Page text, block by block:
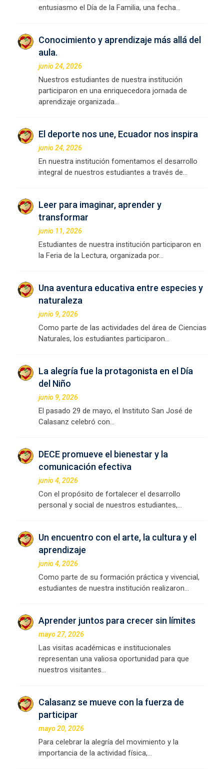
entusiasmo el Día de la Familia, una fecha…
Conocimiento y aprendizaje más allá del
aula.
junio 24, 2026
Nuestros estudiantes de nuestra institución
participaron en una enriquecedora jornada de
aprendizaje organizada…
El deporte nos une, Ecuador nos inspira
junio 24, 2026
En nuestra institución fomentamos el desarrollo
integral de nuestros estudiantes a través de…
Leer para imaginar, aprender y
transformar
junio 11, 2026
Estudiantes de nuestra institución participaron en
la Feria de la Lectura, organizada por…
Una aventura educativa entre especies y
naturaleza
junio 9, 2026
Como parte de las actividades del área de Ciencias
Naturales, los estudiantes participaron…
La alegría fue la protagonista en el Día
del Niño
junio 9, 2026
El pasado 29 de mayo, el Instituto San José de
Calasanz celebró con…
DECE promueve el bienestar y la
comunicación efectiva
junio 4, 2026
Con el propósito de fortalecer el desarrollo
personal y social de nuestros estudiantes,…
Un encuentro con el arte, la cultura y el
aprendizaje
junio 4, 2026
Como parte de su formación práctica y vivencial,
estudiantes de nuestra institución realizaron…
Aprender juntos para crecer sin límites
mayo 27, 2026
Las visitas académicas e institucionales
representan una valiosa oportunidad para que
nuestros visitantes…
Calasanz se mueve con la fuerza de
participar
mayo 20, 2026
Para celebrar la alegría del movimiento y la
importancia de la actividad física,…